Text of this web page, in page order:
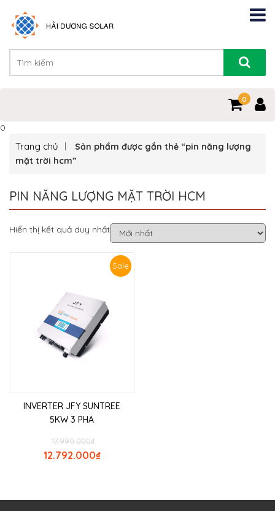
0
0
Trang chủ
Sản phẩm được gắn thẻ “pin năng lượng
mặt trời hcm”
PIN NĂNG LƯỢNG MẶT TRỜI HCM
Hiển thị kết quả duy nhất
Sale
INVERTER JFY SUNTREE
5KW 3 PHA
₫
17.990.000
₫
12.792.000